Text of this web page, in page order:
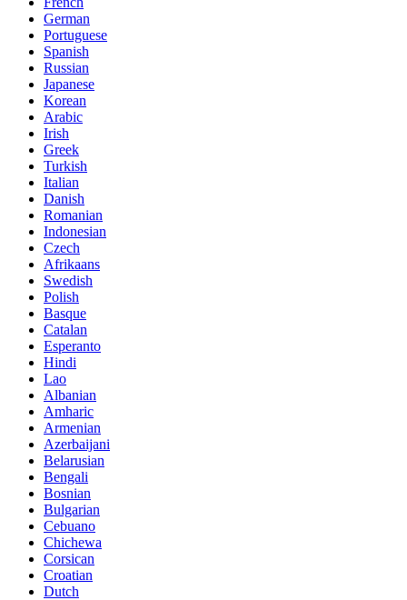
German
Portuguese
Spanish
Russian
Japanese
Korean
Arabic
Irish
Greek
Turkish
Italian
Danish
Romanian
Indonesian
Czech
Afrikaans
Swedish
Polish
Basque
Catalan
Esperanto
Hindi
Lao
Albanian
Amharic
Armenian
Azerbaijani
Belarusian
Bengali
Bosnian
Bulgarian
Cebuano
Chichewa
Corsican
Croatian
Dutch